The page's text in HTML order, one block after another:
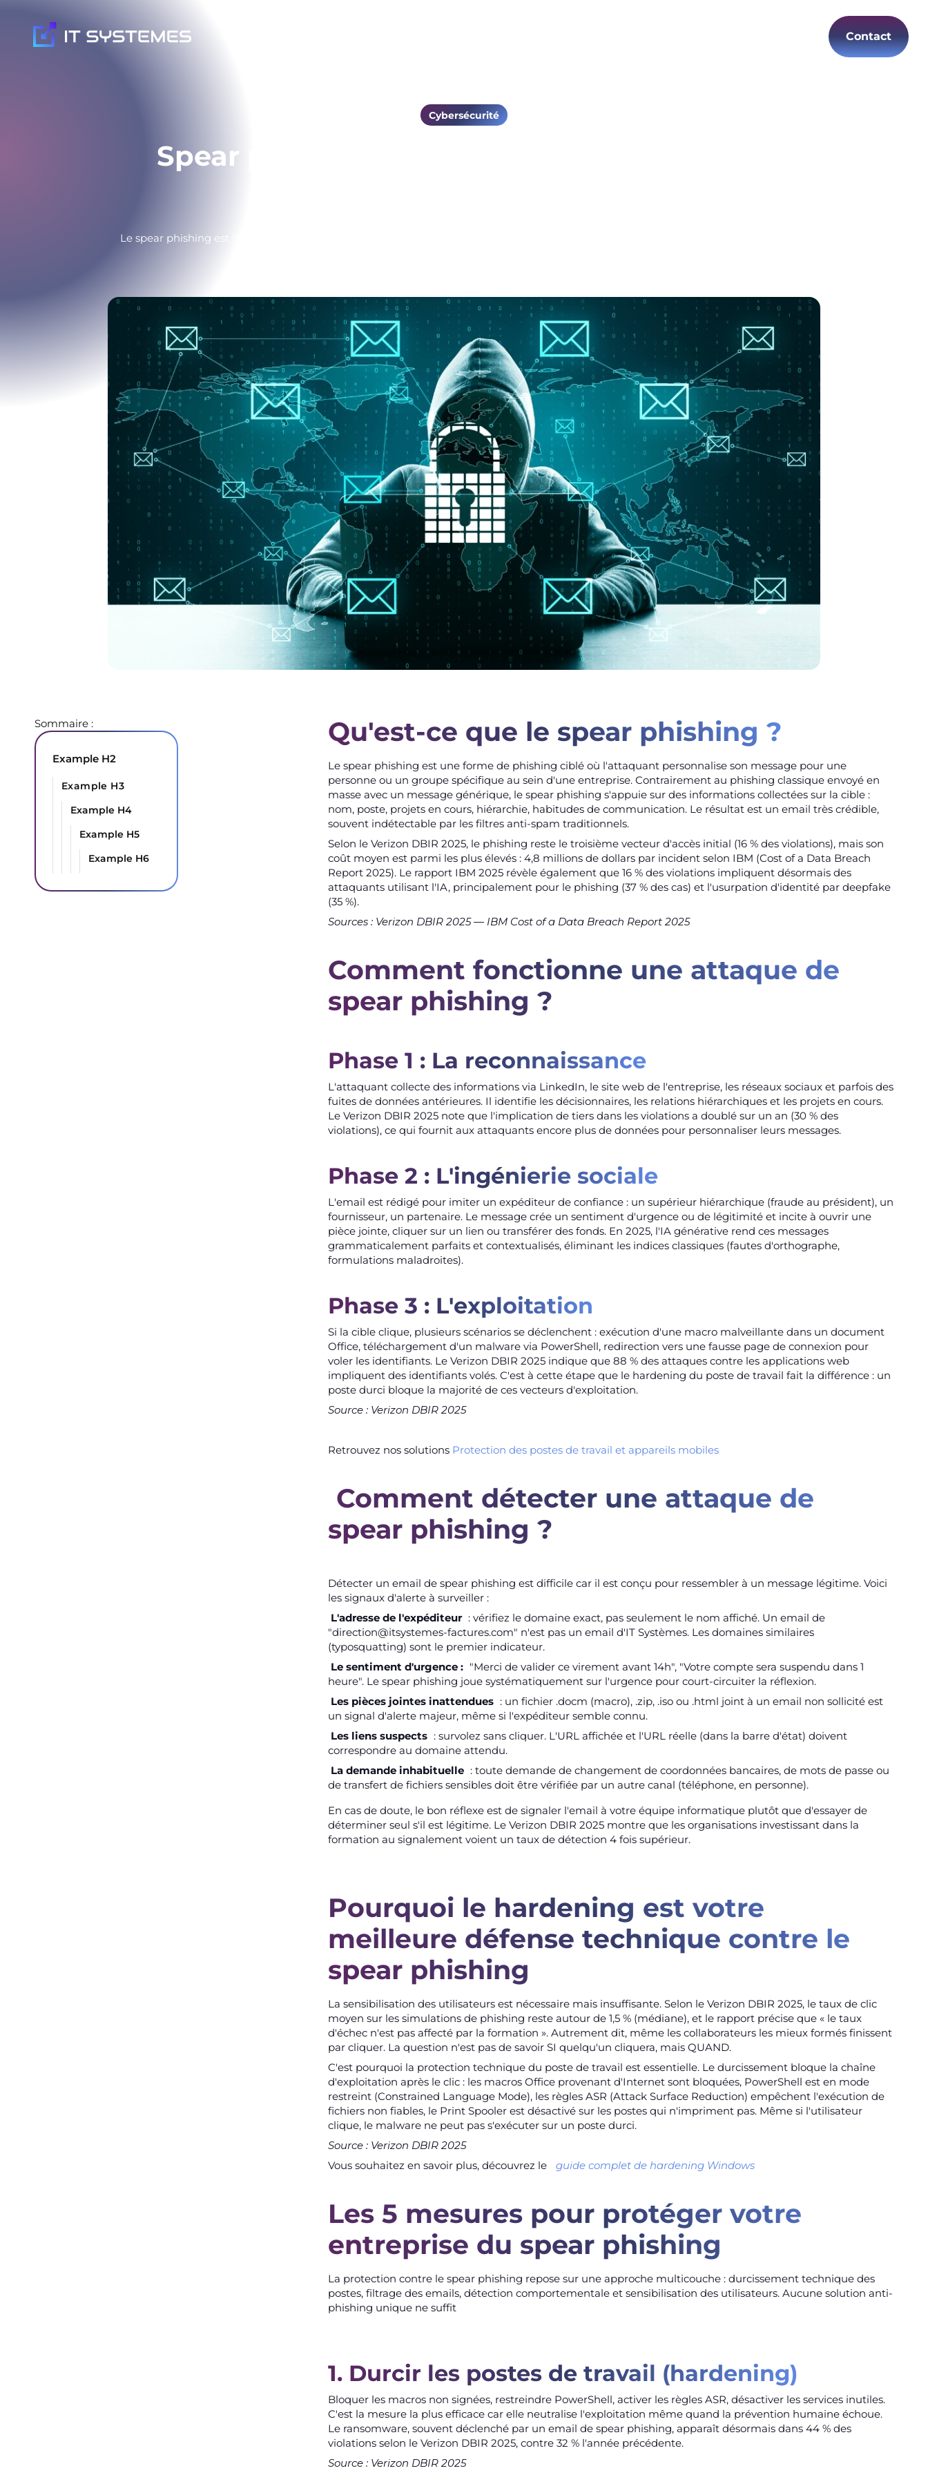
Contact
Cybersécurité
Spear phishing : détecter et protéger votre
Le spear phishing est la 1ère cause de compromission en entreprise. Comment reconnaître ces attaques ciblées, former vos équipes et
Sommaire :
Example H2
Example H3
Example H4
Example H5
Example H6
Qu'est-ce que le spear phishing ?
Le spear phishing est une forme de phishing ciblé où l'attaquant personnalise son message pour une
personne ou un groupe spécifique au sein d'une entreprise. Contrairement au phishing classique envoyé en
masse avec un message générique, le spear phishing s'appuie sur des informations collectées sur la cible :
nom, poste, projets en cours, hiérarchie, habitudes de communication. Le résultat est un email très crédible,
souvent indétectable par les filtres anti-spam traditionnels.
Selon le Verizon DBIR 2025, le phishing reste le troisième vecteur d'accès initial (16 % des violations), mais son
coût moyen est parmi les plus élevés : 4,8 millions de dollars par incident selon IBM (Cost of a Data Breach
Report 2025). Le rapport IBM 2025 révèle également que 16 % des violations impliquent désormais des
attaquants utilisant l'IA, principalement pour le phishing (37 % des cas) et l'usurpation d'identité par deepfake
(35 %).
Sources : Verizon DBIR 2025 — IBM Cost of a Data Breach Report 2025
Comment fonctionne une attaque de
spear phishing ?
Phase 1 : La reconnaissance
L'attaquant collecte des informations via LinkedIn, le site web de l'entreprise, les réseaux sociaux et parfois des
fuites de données antérieures. Il identifie les décisionnaires, les relations hiérarchiques et les projets en cours.
Le Verizon DBIR 2025 note que l'implication de tiers dans les violations a doublé sur un an (30 % des
violations), ce qui fournit aux attaquants encore plus de données pour personnaliser leurs messages.
Phase 2 : L'ingénierie sociale
L'email est rédigé pour imiter un expéditeur de confiance : un supérieur hiérarchique (fraude au président), un
fournisseur, un partenaire. Le message crée un sentiment d'urgence ou de légitimité et incite à ouvrir une
pièce jointe, cliquer sur un lien ou transférer des fonds. En 2025, l'IA générative rend ces messages
grammaticalement parfaits et contextualisés, éliminant les indices classiques (fautes d'orthographe,
formulations maladroites).
Phase 3 : L'exploitation
Si la cible clique, plusieurs scénarios se déclenchent : exécution d'une macro malveillante dans un document
Office, téléchargement d'un malware via PowerShell, redirection vers une fausse page de connexion pour
voler les identifiants. Le Verizon DBIR 2025 indique que 88 % des attaques contre les applications web
impliquent des identifiants volés. C'est à cette étape que le hardening du poste de travail fait la différence : un
poste durci bloque la majorité de ces vecteurs d'exploitation.
Source : Verizon DBIR 2025
Retrouvez nos solutions Protection des postes de travail et appareils mobiles
Comment détecter une attaque de
spear phishing ?
Détecter un email de spear phishing est difficile car il est conçu pour ressembler à un message légitime. Voici
les signaux d'alerte à surveiller :
L'adresse de l'expéditeur : vérifiez le domaine exact, pas seulement le nom affiché. Un email de
"direction@itsystemes-factures.com" n'est pas un email d'IT Systèmes. Les domaines similaires
(typosquatting) sont le premier indicateur.
Le sentiment d'urgence : "Merci de valider ce virement avant 14h", "Votre compte sera suspendu dans 1
heure". Le spear phishing joue systématiquement sur l'urgence pour court-circuiter la réflexion.
Les pièces jointes inattendues : un fichier .docm (macro), .zip, .iso ou .html joint à un email non sollicité est
un signal d'alerte majeur, même si l'expéditeur semble connu.
Les liens suspects : survolez sans cliquer. L'URL affichée et l'URL réelle (dans la barre d'état) doivent
correspondre au domaine attendu.
La demande inhabituelle : toute demande de changement de coordonnées bancaires, de mots de passe ou
de transfert de fichiers sensibles doit être vérifiée par un autre canal (téléphone, en personne).
En cas de doute, le bon réflexe est de signaler l'email à votre équipe informatique plutôt que d'essayer de
déterminer seul s'il est légitime. Le Verizon DBIR 2025 montre que les organisations investissant dans la
formation au signalement voient un taux de détection 4 fois supérieur.
Pourquoi le hardening est votre
meilleure défense technique contre le
spear phishing
La sensibilisation des utilisateurs est nécessaire mais insuffisante. Selon le Verizon DBIR 2025, le taux de clic
moyen sur les simulations de phishing reste autour de 1,5 % (médiane), et le rapport précise que « le taux
d'échec n'est pas affecté par la formation ». Autrement dit, même les collaborateurs les mieux formés finissent
par cliquer. La question n'est pas de savoir SI quelqu'un cliquera, mais QUAND.
C'est pourquoi la protection technique du poste de travail est essentielle. Le durcissement bloque la chaîne
d'exploitation après le clic : les macros Office provenant d'Internet sont bloquées, PowerShell est en mode
restreint (Constrained Language Mode), les règles ASR (Attack Surface Reduction) empêchent l'exécution de
fichiers non fiables, le Print Spooler est désactivé sur les postes qui n'impriment pas. Même si l'utilisateur
clique, le malware ne peut pas s'exécuter sur un poste durci.
Source : Verizon DBIR 2025
Vous souhaitez en savoir plus, découvrez le
guide complet de hardening Windows
Les 5 mesures pour protéger votre
entreprise du spear phishing
La protection contre le spear phishing repose sur une approche multicouche : durcissement technique des
postes, filtrage des emails, détection comportementale et sensibilisation des utilisateurs. Aucune solution anti-
phishing unique ne suffit
1. Durcir les postes de travail (hardening)
Bloquer les macros non signées, restreindre PowerShell, activer les règles ASR, désactiver les services inutiles.
C'est la mesure la plus efficace car elle neutralise l'exploitation même quand la prévention humaine échoue.
Le ransomware, souvent déclenché par un email de spear phishing, apparaît désormais dans 44 % des
violations selon le Verizon DBIR 2025, contre 32 % l'année précédente.
Source : Verizon DBIR 2025